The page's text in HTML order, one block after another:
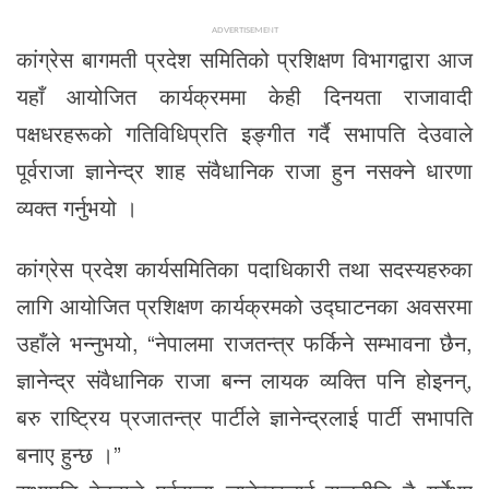
ADVERTISEMENT
कांग्रेस बागमती प्रदेश समितिको प्रशिक्षण विभागद्वारा आज
यहाँ आयोजित कार्यक्रममा केही दिनयता राजावादी
पक्षधरहरूको गतिविधिप्रति इङ्गीत गर्दै सभापति देउवाले
पूर्वराजा ज्ञानेन्द्र शाह संवैधानिक राजा हुन नसक्ने धारणा
व्यक्त गर्नुभयो ।
कांग्रेस प्रदेश कार्यसमितिका पदाधिकारी तथा सदस्यहरुका
लागि आयोजित प्रशिक्षण कार्यक्रमको उद्घाटनका अवसरमा
उहाँले भन्नुभयो, “नेपालमा राजतन्त्र फर्किने सम्भावना छैन,
ज्ञानेन्द्र संवैधानिक राजा बन्न लायक व्यक्ति पनि होइनन्,
बरु राष्ट्रिय प्रजातन्त्र पार्टीले ज्ञानेन्द्रलाई पार्टी सभापति
बनाए हुन्छ ।”